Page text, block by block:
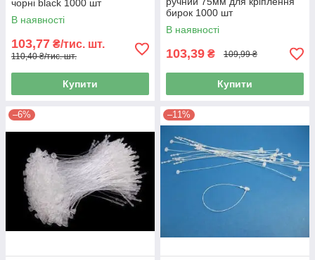
чорні black 1000 шт
В наявності
103,77 ₴/тис. шт.
110,40 ₴/тис. шт.
Купити
бирок 1000 шт
В наявності
103,39 ₴ 109,99 ₴
Купити
–6% –11%